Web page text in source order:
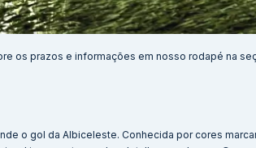
os prazos e informações em nosso rodapé na
o gol da Albiceleste. Conhecida por cores